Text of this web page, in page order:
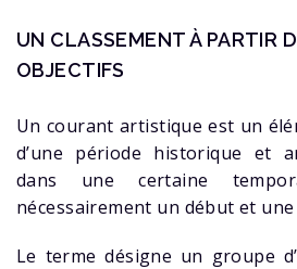
UN CLASSEMENT À PARTIR
OBJECTIFS
Un courant artistique est un
d’une période historique et
dans une certaine
nécessairement un début et
Le terme désigne un groupe